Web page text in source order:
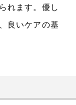
れます。優し
良いケアの基